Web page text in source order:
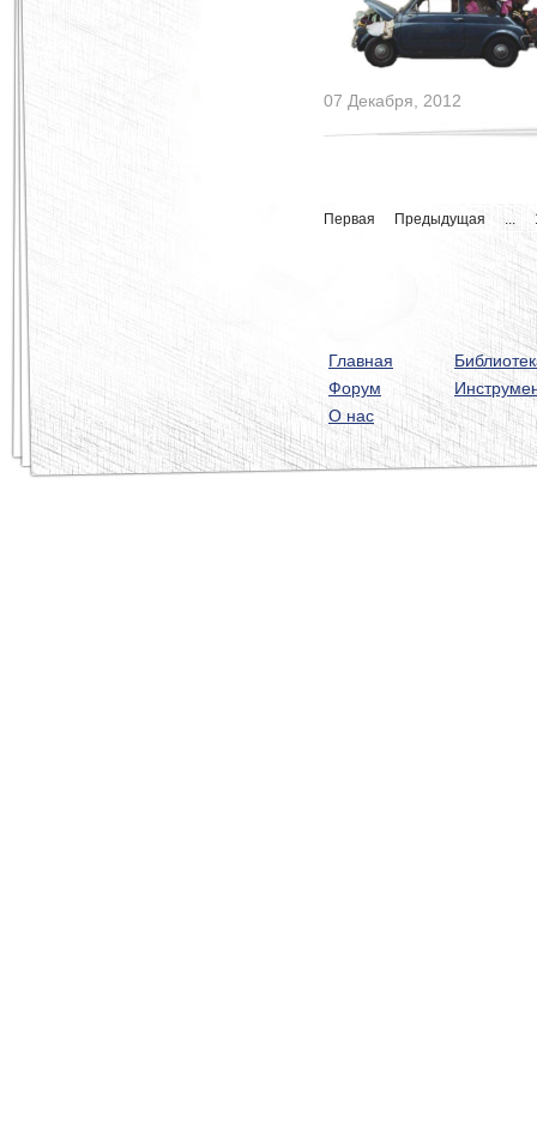
07 Декабря, 2012
Первая Предыдущая ...
Главная
Форум
О нас